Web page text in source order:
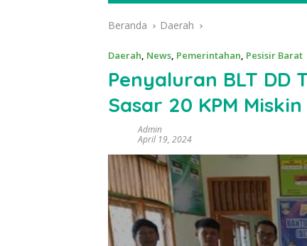
a
d
Beranda Daerah
Daerah, News, Pemerintahan, Pesisir Barat
Penyaluran BLT DD
Sasar 20 KPM
Admin
April 19, 2024